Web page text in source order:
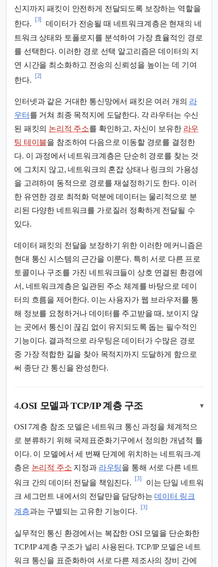
신지까지 패킷이 안전하게 전달되도록 보장하는 역할을
한다.
[3]
데이터가 전송될 때 네트워크계층은 현재의 네
트워크 상태와 토폴로지를 분석하여 가장 효율적인 경로
를 선택한다. 이러한 경로 선택 알고리즘은 데이터의 지
연 시간을 최소화하고 전송의 신뢰성을 높이는 데 기여
한다.
[2]
인터넷과 같은 거대한 통신망에서 패킷은 여러 개의 라
우터 를 거쳐 최종 목적지에 도달한다. 각 라우터는 수신
된 패킷의 논리적 주소를 확인하고, 자신이 보유한 라우
팅 테이블을 참조하여 다음으로 이동할 경로를 결정한
다. 이 과정에서 네트워크계층은 단순히 경로를 찾는 것
에 그치지 않고, 네트워크의 혼잡 상태나 링크의 가용성
을 고려하여 동적으로 경로를 재설정하기도 한다. 이러
한 유연한 경로 최적화 덕분에 데이터는 물리적으로 분
리된 다양한 네트워크를 가로질러 정확하게 전달될 수
있다.
데이터 패킷의 전달을 보장하기 위한 이러한 메커니즘은
현대 통신 시스템의 근간을 이룬다. 특히 서로 다른 프로
토콜이나 구조를 가진 네트워크들이 상호 연결된 환경에
서, 네트워크계층은 일관된 주소 체계를 바탕으로 데이
터의 흐름을 제어한다. 이는 사용자가 웹 브라우저를 통
해 정보를 요청하거나 데이터를 주고받을 때, 보이지 않
는 곳에서 통신이 끊김 없이 유지되도록 돕는 필수적인
기능이다. 결과적으로 라우팅은 데이터가 수많은 경로
중 가장 적합한 길을 찾아 목적지까지 도달하게 함으로
써 종단 간 통신을 완성한다.
4.OSI 모델과 TCP/IP 계층 구조 ▾
OSI 7계층 참조 모델은 네트워크 통신 과정을 체계적으
로 분류하기 위해 국제표준화기구에서 정의한 개념적 틀
이다. 이 모델에서 세 번째 단계에 위치하는 네트워크-계
층은 논리적 주소 지정과 라우팅을 통해 서로 다른 네트
워크 간의 데이터 전달을 책임진다.
[3]
이는 단일 네트워
크 세그먼트 내에서의 전달만을 담당하는데이터 링크
계층과는 구별되는 고유한 기능이다.
[3]
실무적인 통신 환경에서는 복잡한 OSI 모델을 단순화한
TCP/IP 4계층 구조가 널리 사용된다. TCP/IP 모델은 네트
워크 통신을 표준화하여 서로 다른 제조사의 장비 간에